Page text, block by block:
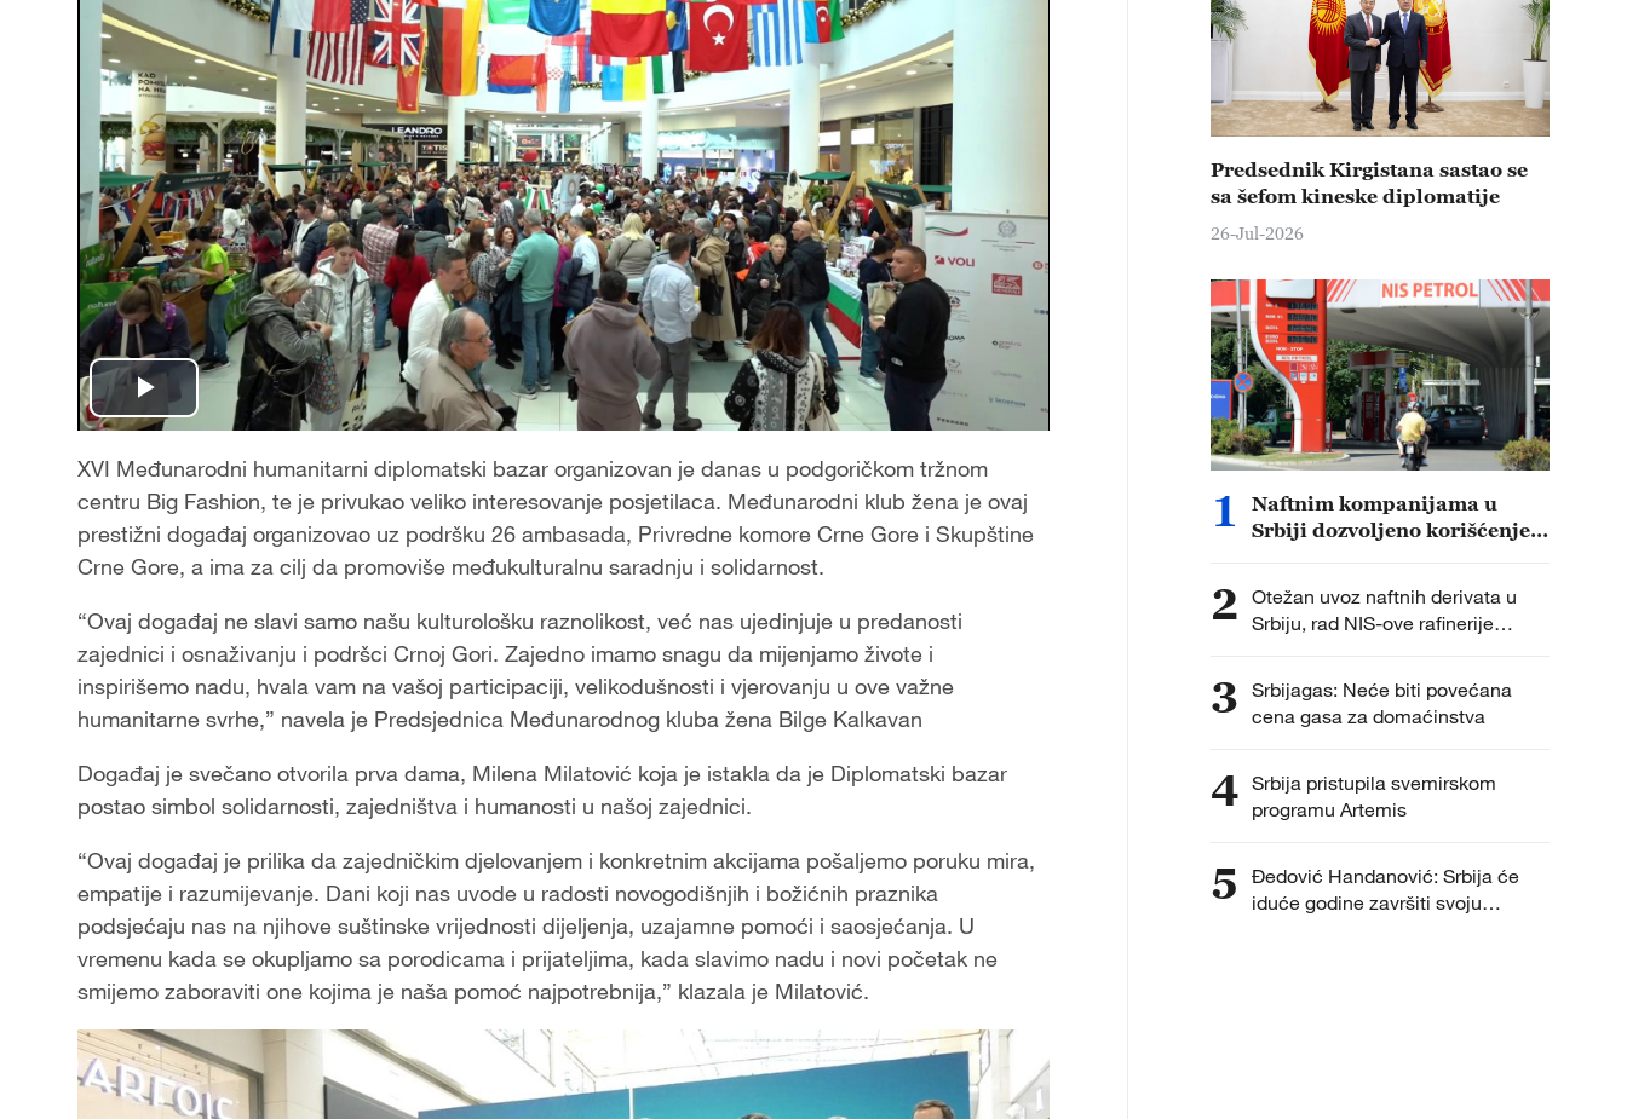
Play
Video
XVI Međunarodni humanitarni diplomatski bazar organizovan je danas u podgoričkom tržnom
centru Big Fashion, te je privukao veliko interesovanje posjetilaca. Međunarodni klub žena je ovaj
prestižni događaj organizovao uz podršku 26 ambasada, Privredne komore Crne Gore i Skupštine
Crne Gore, a ima za cilj da promoviše međukulturalnu saradnju i solidarnost.
“Ovaj događaj ne slavi samo našu kulturološku raznolikost, već nas ujedinjuje u predanosti
zajednici i osnaživanju i podršci Crnoj Gori. Zajedno imamo snagu da mijenjamo živote i
inspirišemo nadu, hvala vam na vašoj participaciji, velikodušnosti i vjerovanju u ove važne
humanitarne svrhe,” navela je Predsjednica Međunarodnog kluba žena Bilge Kalkavan
Događaj je svečano otvorila prva dama, Milena Milatović koja je istakla da je Diplomatski bazar
postao simbol solidarnosti, zajedništva i humanosti u našoj zajednici.
“Ovaj događaj je prilika da zajedničkim djelovanjem i konkretnim akcijama pošaljemo poruku mira,
empatije i razumijevanje. Dani koji nas uvode u radosti novogodišnjih i božićnih praznika
podsjećaju nas na njihove suštinske vrijednosti dijeljenja, uzajamne pomoći i saosjećanja. U
vremenu kada se okupljamo sa porodicama i prijateljima, kada slavimo nadu i novi početak ne
smijemo zaboraviti one kojima je naša pomoć najpotrebnija,” klazala je Milatović.
Predsednik Kirgistana sastao se
sa šefom kineske diplomatije
26-Jul-2026
1
Naftnim kompanijama u
Srbiji dozvoljeno korišćenje
2 Otežan uvoz naftnih derivata u
Srbiju, rad NIS-ove rafinerije
ključan za stabilnost tržišta
3 Srbijagas: Neće biti povećana
cena gasa za domaćinstva
4 Srbija pristupila svemirskom
programu Artemis
5
Đedović Handanović: Srbija će
iduće godine završiti svoju